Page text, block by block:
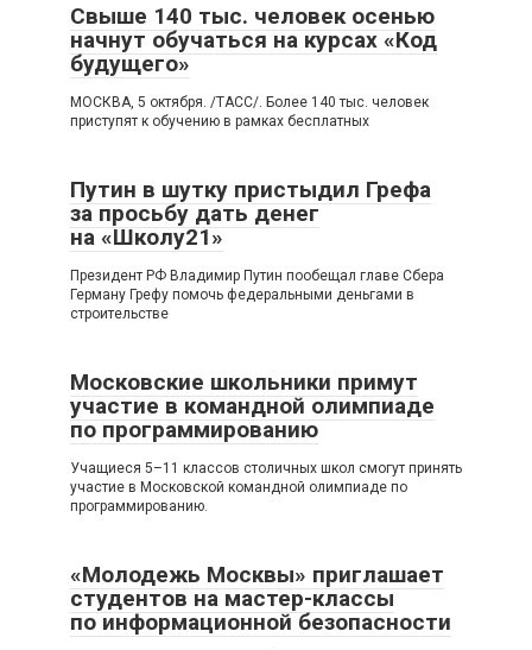
Свыше 140 тыс. человек осенью
начнут обучаться на курсах «Код
будущего»
МОСКВА, 5 октября. /ТАСС/. Более 140 тыс. человек
приступят к обучению в рамках бесплатных
Путин в шутку пристыдил Грефа
за просьбу дать денег
на «Школу21»
Президент РФ Владимир Путин пообещал главе Сбера
Герману Грефу помочь федеральными деньгами в
строительстве
Московские школьники примут
участие в командной олимпиаде
по программированию
Учащиеся 5–11 классов столичных школ смогут принять
участие в Московской командной олимпиаде по
программированию.
«Молодежь Москвы» приглашает
студентов на мастер-классы
по информационной безопасности